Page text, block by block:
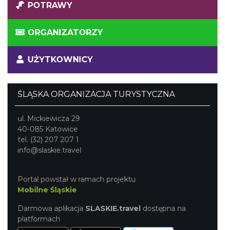
POTRAWY
ORGANIZATORZY
UŻYTKOWNICY
ŚLĄSKA ORGANIZACJA TURYSTYCZNA
ul. Mickiewicza 29
40-085 Katowice
tel. (32) 207 207 1
info@slaskie.travel
Portal powstał w ramach projektu
Mobilne Śląskie
Darmowa aplikacja SLASKIE.travel dostępna na
platformach